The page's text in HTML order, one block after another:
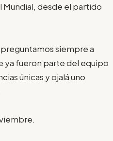
Mundial, desde el partido
siempre a
ya fueron parte del equipo
únicas y ojalá uno